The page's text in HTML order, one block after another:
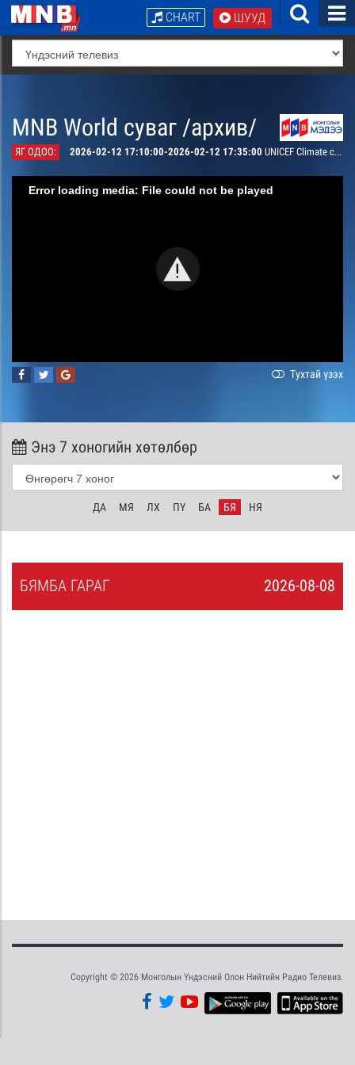
ШУУД
CHART
MNB World суваг /архив/
ЯГ ОДОО: 2026-02-12 17:10:00-2026-02-12 17:35:00 UNICEF Climate change in our hometown
Error loading media: File could not be played
Тухтай үзэх
Энэ 7 хоногийн хөтөлбөр
ДА МЯ ЛХ ПҮ БА БЯ НЯ
2026-08-08
БЯМБА ГАРАГ
Copyright © 2026 Монголын Үндэсний Олон Нийтийн Радио Телевиз.